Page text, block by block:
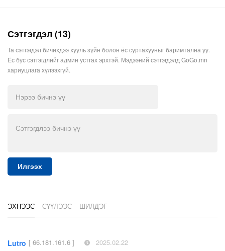
Сэтгэгдэл (13)
Та сэтгэгдэл бичихдээ хууль зүйн болон ёс суртахууныг баримтална уу.
Ёс бус сэтгэгдлийг админ устгах эрхтэй. Мэдээний сэтгэгдэлд GoGo.mn
хариуцлага хүлээхгүй.
Илгээх
ЭХНЭЭС СҮҮЛЭЭС ШИЛДЭГ
Lutro [ 66.181.161.6 ] 2025.02.22